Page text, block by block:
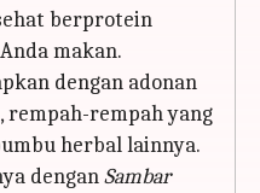
berprotein
makan.
dengan adonan
rempah yang
herbal lainnya.
denganSambar